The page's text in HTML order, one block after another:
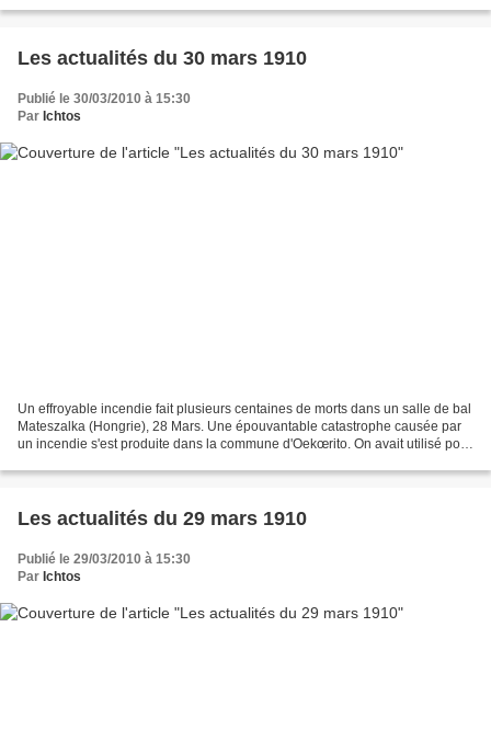
Les actualités du 30 mars 1910
Publié le 30/03/2010 à 15:30
Par Ichtos
Un effroyable incendie fait plusieurs centaines de morts dans un salle de bal
Mateszalka (Hongrie), 28 Mars. Une épouvantable catastrophe causée par
un incendie s'est produite dans la commune d'Oekœrito. On avait utilisé pour
Les actualités du 29 mars 1910
Publié le 29/03/2010 à 15:30
Par Ichtos